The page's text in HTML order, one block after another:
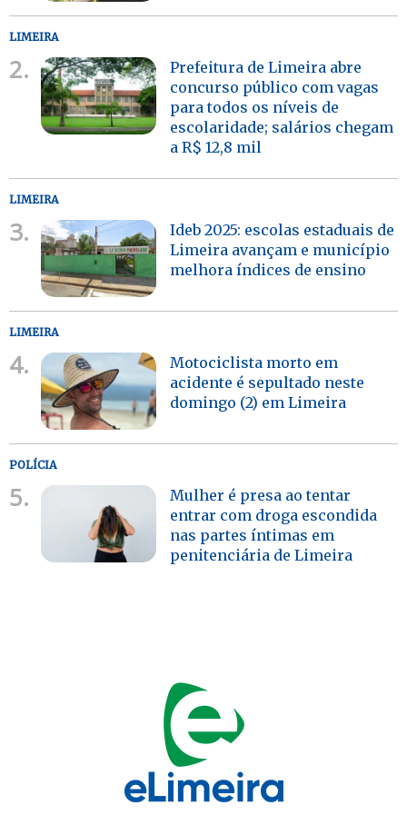
LIMEIRA
2.
Prefeitura de Limeira abre
concurso público com vagas
para todos os níveis de
escolaridade; salários chegam
a R$ 12,8 mil
LIMEIRA
3.
Ideb 2025: escolas estaduais de
Limeira avançam e município
melhora índices de ensino
LIMEIRA
4.
Motociclista morto em
acidente é sepultado neste
domingo (2) em Limeira
POLÍCIA
5.
Mulher é presa ao tentar
entrar com droga escondida
nas partes íntimas em
penitenciária de Limeira